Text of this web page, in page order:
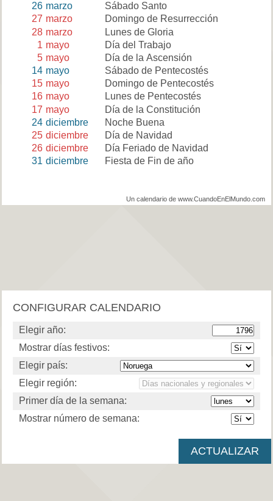
26 marzo
Sábado Santo
27 marzo
Domingo de Resurrección
28 marzo
Lunes de Gloria
1 mayo
Día del Trabajo
5 mayo
Día de la Ascensión
14 mayo
Sábado de Pentecostés
15 mayo
Domingo de Pentecostés
16 mayo
Lunes de Pentecostés
17 mayo
Día de la Constitución
24 diciembre
Noche Buena
25 diciembre
Día de Navidad
26 diciembre
Día Feriado de Navidad
31 diciembre Fiesta de Fin de año
Un calendario de www.CuandoEnElMundo.com
CONFIGURAR CALENDARIO
Elegir año:
Mostrar días festivos:
Elegir país:
Elegir región:
Primer día de la semana:
Mostrar número de semana: